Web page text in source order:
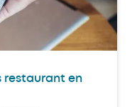
restaurant en